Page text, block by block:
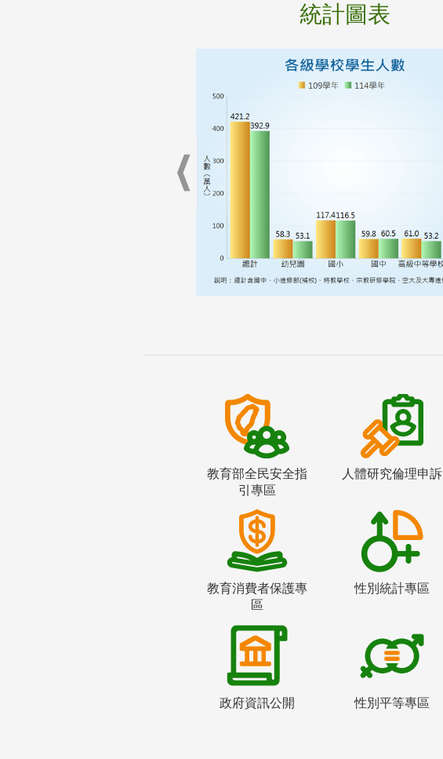
統計圖表
教育部全民安全指
引專區
人體研究倫理申訴
教育消費者保護專
區
性別統計專區
政府資訊公開 性別平等專區